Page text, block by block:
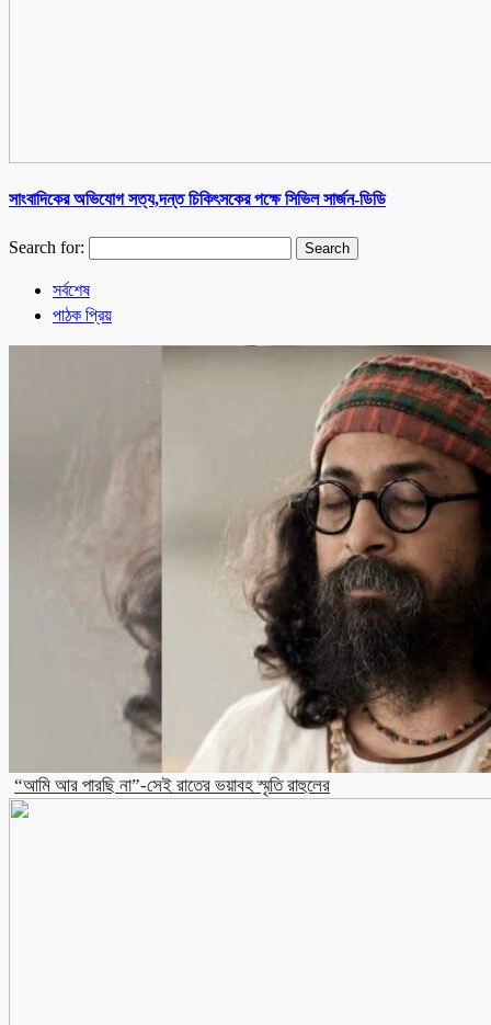
সাংবাদিকের অভিযোগ সত্য,দন্ত চিকিৎসকের পক্ষে সিভিল সার্জন-ডিডি
Search for:
সর্বশেষ
পাঠক প্রিয়
“আমি আর পারছি না”-সেই রাতের ভয়াবহ স্মৃতি রাহুলের